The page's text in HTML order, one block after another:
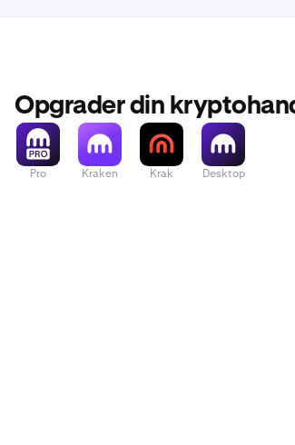
Opgrader din
Pro Kraken Krak Desktop